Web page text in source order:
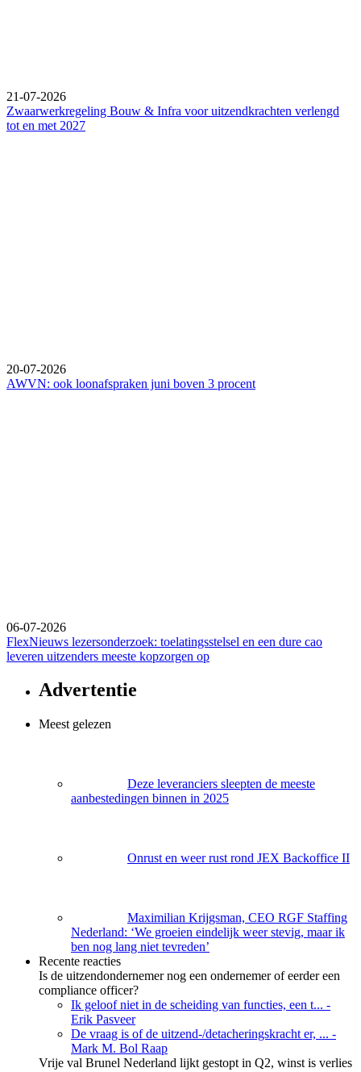
21-07-2026
Zwaarwerkregeling Bouw & Infra voor uitzendkrachten verlengd
tot en met 2027
20-07-2026
AWVN: ook loonafspraken juni boven 3 procent
06-07-2026
FlexNieuws lezersonderzoek: toelatingsstelsel en een dure cao
leveren uitzenders meeste kopzorgen op
Advertentie
Meest gelezen
Deze leveranciers sleepten de meeste
aanbestedingen binnen in 2025
Onrust en weer rust rond JEX Backoffice II
Maximilian Krijgsman, CEO RGF Staffing
Nederland: ‘We groeien eindelijk weer stevig, maar ik
ben nog lang niet tevreden’
Recente reacties
Is de uitzendondernemer nog een ondernemer of eerder een
compliance officer?
Ik geloof niet in de scheiding van functies, een t... -
Erik Pasveer
De vraag is of de uitzend-/detacheringskracht er, ... -
Mark M. Bol Raap
Vrije val Brunel Nederland lijkt gestopt in Q2, winst is verlies